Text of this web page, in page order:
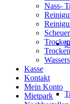
Nass-
Kasse
Kontakt
Mein Konto
Mietpark